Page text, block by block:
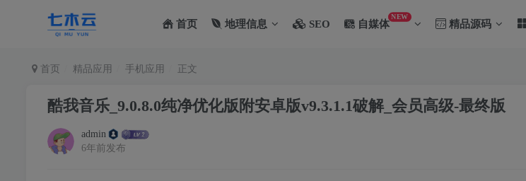
首页 地理信息 SEO 自媒体
NEW
精品源码
首页 精品应用 手机应用 正文
酷我音乐_9.0.8.0纯净优化版附安卓版v9.3.1.1破解_会员高级-最终版
admin
6年前发布